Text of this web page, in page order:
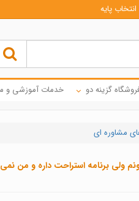
انتخاب پایه
گزینه دو خدمات آموزشی و
مشاوره ای